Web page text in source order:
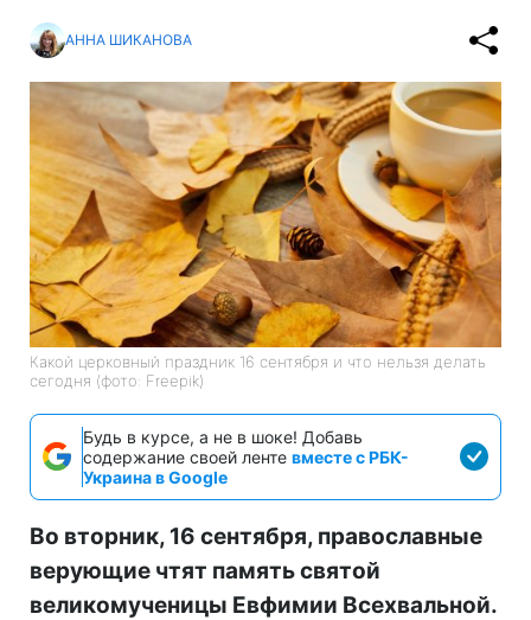
АННА ШИКАНОВА
Какой церковный праздник 16 сентября и что нельзя делать
сегодня (фото: Freepik)
Будь в курсе, а не в шоке! Добавь
содержание своей ленте вместе с РБК-
Украина в Google
Во вторник, 16 сентября, православные
верующие чтят память святой
великомученицы Евфимии Всехвальной.